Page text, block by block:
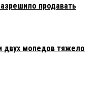
продавать
двух мопедов тяжело